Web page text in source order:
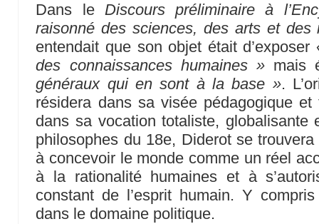
Dans le Discours préliminaire à
raisonné des sciences, des arts et des
entendait que son objet était d’exposer
des connaissances humaines »mais
généraux qui en sont à la base ».
résidera dans sa visée pédagogique
dans sa vocation totaliste, globalisante
philosophes du 18e, Diderot se
à concevoir le monde comme un réel
à la rationalité humaines et à
constant de l’esprit humain. Y
dans le domaine politique.